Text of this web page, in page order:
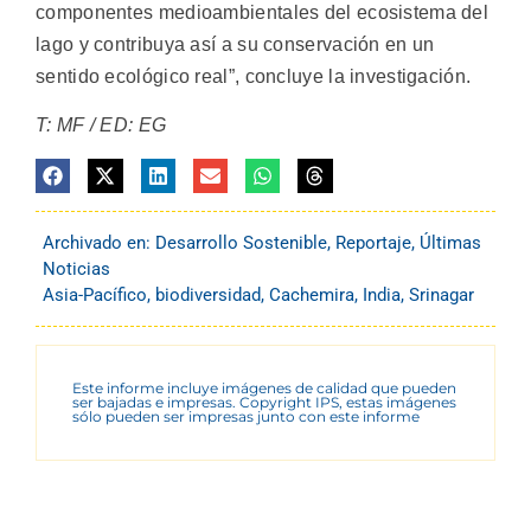
componentes medioambientales del ecosistema del
lago y contribuya así a su conservación en un
sentido ecológico real”, concluye la investigación.
T: MF / ED: EG
Archivado en: Desarrollo Sostenible, Reportaje, Últimas
Noticias
Asia-Pacífico, biodiversidad, Cachemira, India, Srinagar
Este informe incluye imágenes de calidad que pueden
ser bajadas e impresas. Copyright IPS, estas imágenes
sólo pueden ser impresas junto con este informe